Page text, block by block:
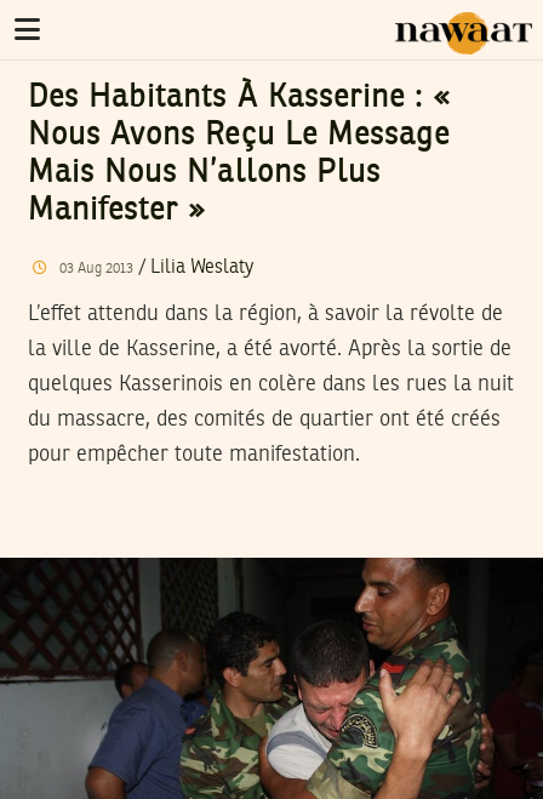
Des Habitants À Kasserine : «
Nous Avons Reçu Le Message
Mais Nous N’allons Plus
Manifester »
03 Aug 2013/ Lilia Weslaty
L’effet attendu dans la région, à savoir la révolte de
la ville de Kasserine, a été avorté. Après la sortie de
quelques Kasserinois en colère dans les rues la nuit
du massacre, des comités de quartier ont été créés
pour empêcher toute manifestation.